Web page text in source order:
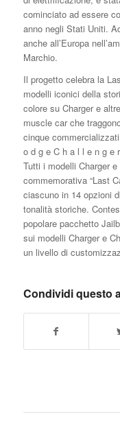
cominciato ad essere
anno negli Stati Uniti.
anche all’Europa
Marchio.
Il progetto celebra la
modelli iconici della
colore su Charger e
muscle car che
cinque
o d g e C h a l l e n g e
Tutti i modelli Charger
commemorativa “Last
ciascuno in 14 opzioni
tonalità storiche.
popolare pacchetto
sui modelli Charger e
un livello di
Condividi questo